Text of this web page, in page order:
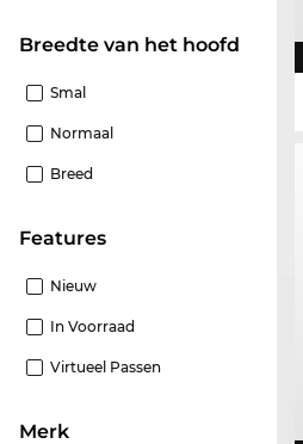
Breedte van het hoofd
Smal
Normaal
Breed
features
Nieuw
In Voorraad
Virtueel Passen
Merk